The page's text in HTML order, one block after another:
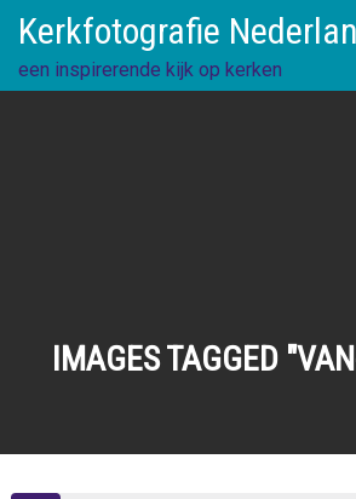
content
Kerkfotografie
een inspirerende kijk op kerken
IMAGES TAGGED